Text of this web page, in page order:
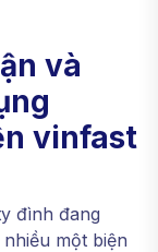
và
vinfast
đình đang
một biện